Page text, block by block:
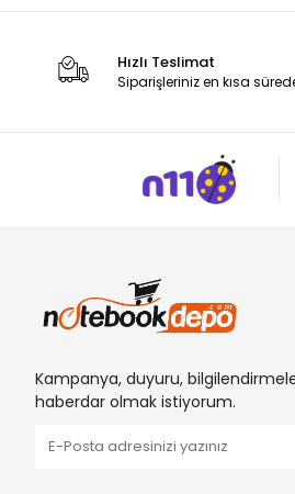
Hızlı Teslimat
Siparişleriniz en kısa
Kampanya, duyuru,
haberdar olmak istiyorum.